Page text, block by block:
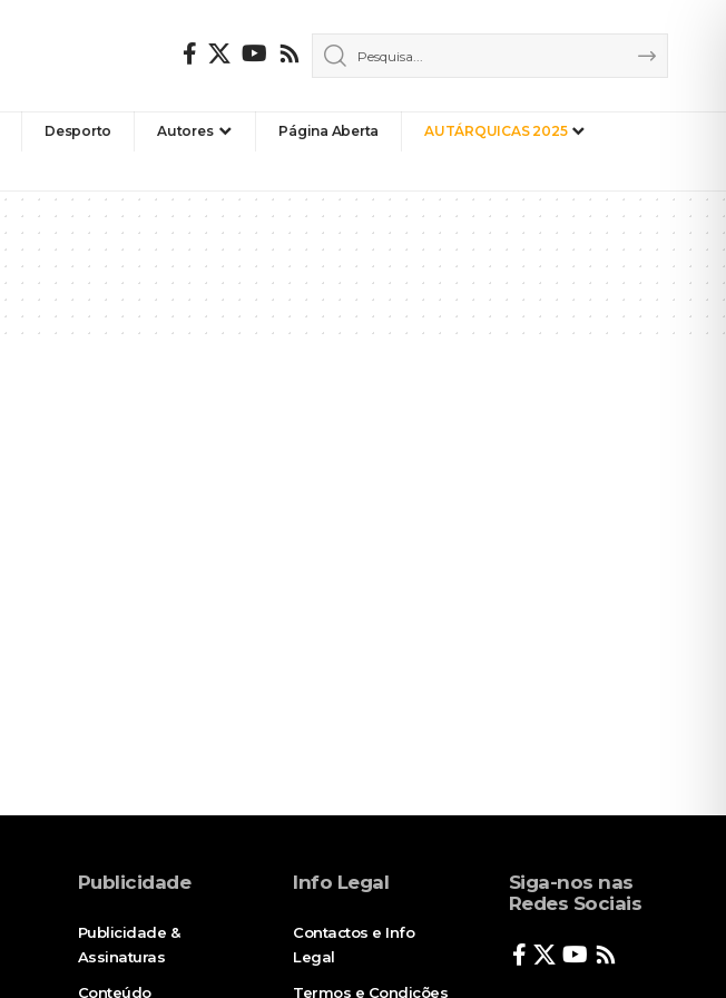
Desporto Autores Página Aberta AUTÁRQUICAS 2025
Publicidade
Publicidade &
Assinaturas
Conteúdo
Info Legal
Contactos e Info
Legal
Termos e Condições
Siga-nos nas
Redes Sociais